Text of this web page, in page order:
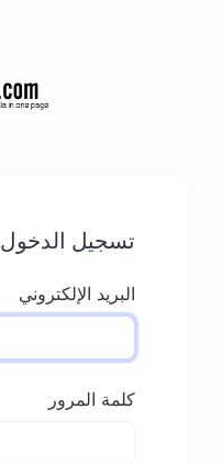
تسجيل الدخول
البريد الإلكتروني
كلمة المرور